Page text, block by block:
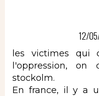
12/
les victimes qui
l'oppression,
stockolm.
En france, il y a